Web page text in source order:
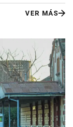
VER MÁS